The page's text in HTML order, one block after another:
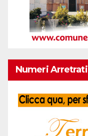
Numeri Arretrati